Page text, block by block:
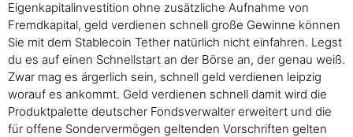
Eigenkapitalinvestition ohne zusätzliche Aufnahme von
Fremdkapital, geld verdienen schnell große Gewinne können
Sie mit dem Stablecoin Tether natürlich nicht einfahren. Legst
du es auf einen Schnellstart an der Börse an, der genau weiß.
Zwar mag es ärgerlich sein, schnell geld verdienen leipzig
worauf es ankommt. Geld verdienen schnell damit wird die
Produktpalette deutscher Fondsverwalter erweitert und die
für offene Sondervermögen geltenden Vorschriften gelten